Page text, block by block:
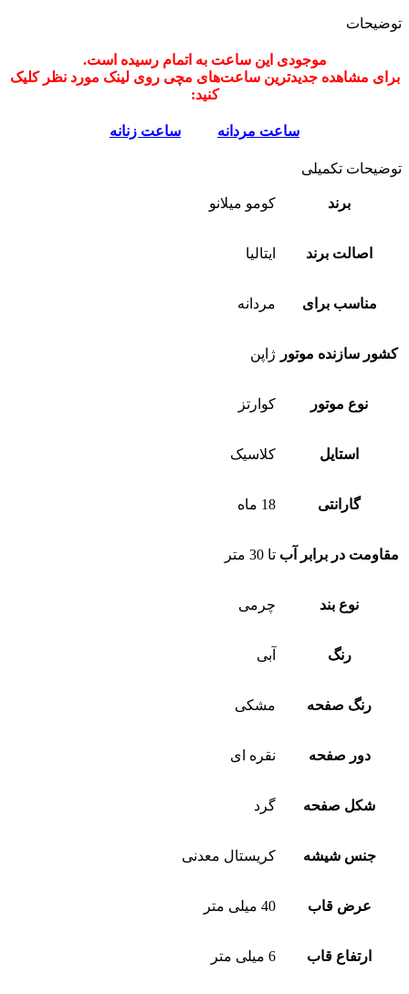
توضیحات
موجودی این ساعت به اتمام رسیده است.
برای مشاهده جدیدترین ساعت‌های مچی روی لینک مورد نظر کلیک
کنید:
ساعت مردانه ساعت زنانه
توضیحات تکمیلی
برند کومو میلانو
اصالت برند ایتالیا
مناسب برای مردانه
کشور سازنده موتور ژاپن
نوع موتور کوارتز
استایل کلاسیک
گارانتی 18 ماه
مقاومت در برابر آب تا 30 متر
نوع بند چرمی
رنگ آبی
رنگ صفحه مشکی
دور صفحه نقره ای
شکل صفحه گرد
جنس شیشه کریستال معدنی
عرض قاب 40 میلی متر
ارتفاع قاب 6 میلی متر